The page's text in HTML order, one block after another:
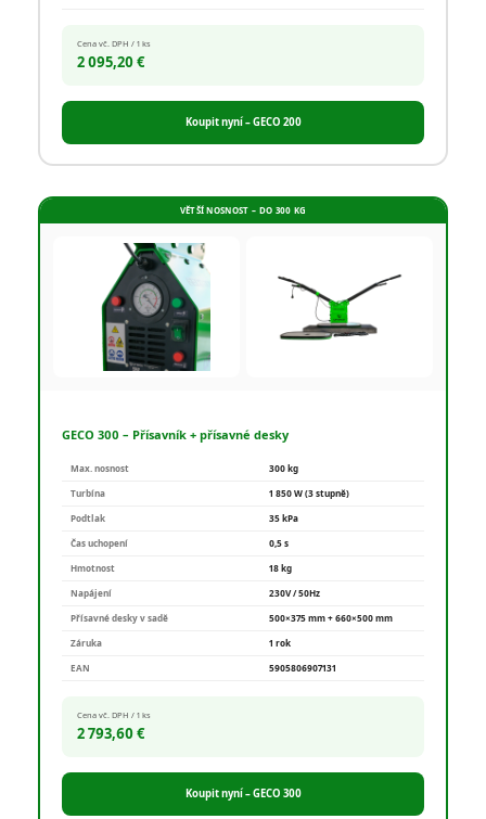
Cena vč. DPH / 1 ks
2 095,20 €
Koupit nyní – GECO 200
VĚTŠÍ NOSNOST – DO 300 KG
GECO 300 – Přísavník + přísavné desky
Max. nosnost 300 kg
Turbína 1 850 W (3 stupně)
Podtlak 35 kPa
Čas uchopení 0,5 s
Hmotnost 18 kg
Napájení 230V / 50Hz
Přísavné desky v sadě 500×375 mm + 660×500 mm
Záruka 1 rok
EAN 5905806907131
Cena vč. DPH / 1 ks
2 793,60 €
Koupit nyní – GECO 300